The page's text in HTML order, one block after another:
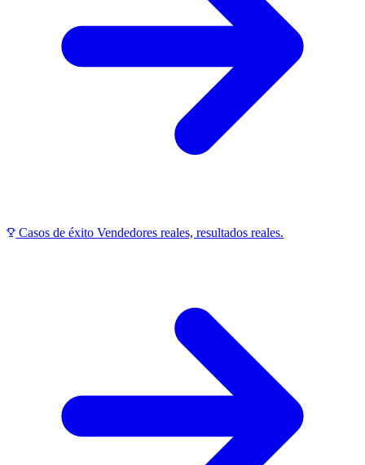
Casos de éxito Vendedores reales, resultados reales.